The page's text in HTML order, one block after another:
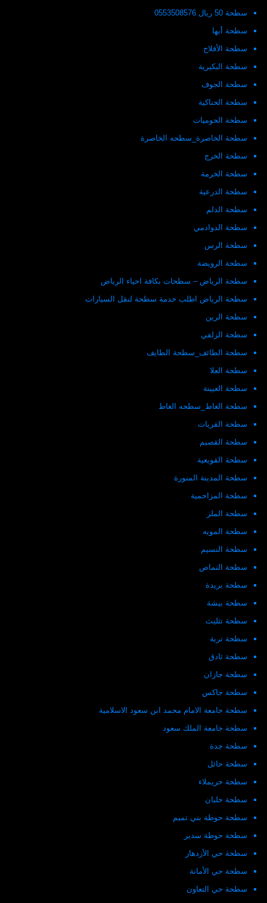
سطحة 50 ريال 0553508576
سطحة أبها
سطحة الأفلاج
سطحة البكيرية
سطحة الجوف
سطحة الحناكية
سطحة الحوميات
سطحة الخاصرة_سطحه الخاصرة
سطحة الخرج
سطحة الخرمة
سطحة الدرعية
سطحة الدلم
سطحة الدوادمي
سطحة الرس
سطحة الرويضة
سطحة الرياض – سطحات بكافة احياء الرياض
سطحة الرياض اطلب خدمة سطحة لنقل السيارات
سطحة الرين
سطحة الزلفي
سطحة الطائف_سطحة الطايف
سطحة العلا
سطحة العيينة
سطحة الغاط_سطحه الغاط
سطحة القريات
سطحة القصيم
سطحة القويعية
سطحة المدينة المنورة
سطحة المزاحمية
سطحة الملز
سطحة المويه
سطحة النسيم
سطحة النماص
سطحة بريدة
سطحة بيشة
سطحة تثليث
سطحة تربة
سطحة ثادق
سطحة جازان
سطحة جاكس
سطحة جامعة الامام محمد ابن سعود الاسلامية
سطحة جامعة الملك سعود
سطحة جدة
سطحة حائل
سطحة حريملاء
سطحة حلبان
سطحة حوطة بني تميم
سطحة حوطة سدير
سطحة حي الأزدهار
سطحة حي الأمانة
سطحة حي التعاون